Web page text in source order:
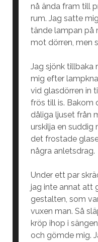
nå ända fram till
rum. Jag satte
tände lampan på
mot dörren, men
Jag sjönk tillbaka
mig efter
vid glasdörren in
frös till is. Bakom
dåliga ljuset från
urskilja en suddig
det frostade
några anletsdrag.
Under ett par
jag inte annat att
gestalten, som
vuxen man. Så
kröp ihop i
och gömde mig.